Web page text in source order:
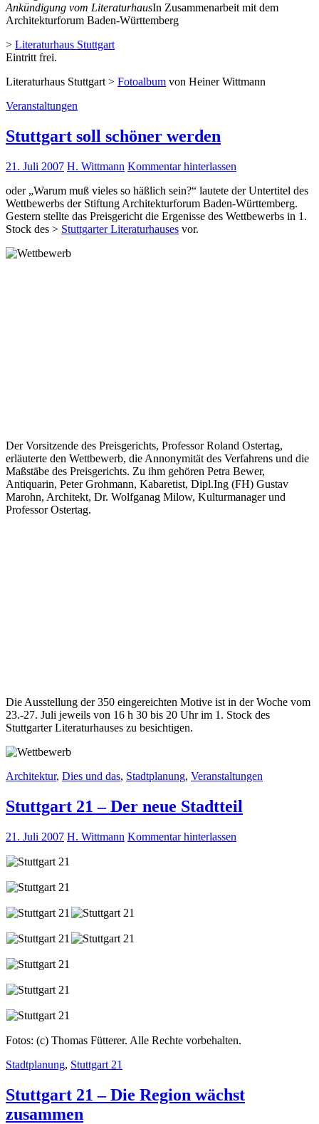
Ankündigung vom LiteraturhausIn Zusammenarbeit mit dem
Architekturforum Baden-Württemberg
> Literaturhaus Stuttgart
Eintritt frei.
Literaturhaus Stuttgart > Fotoalbum von Heiner Wittmann
Veranstaltungen
Stuttgart soll schöner werden
21. Juli 2007 H. Wittmann Kommentar hinterlassen
oder „Warum muß vieles so häßlich sein?“ lautete der Untertitel des
Wettbewerbs der Stiftung Architekturforum Baden-Württemberg.
Gestern stellte das Preisgericht die Ergenisse des Wettbewerbs in 1.
Stock des > Stuttgarter Literaturhauses vor.
Der Vorsitzende des Preisgerichts, Professor Roland Ostertag,
erläuterte den Wettbewerb, die Annonymität des Verfahrens und die
Maßstäbe des Preisgerichts. Zu ihm gehören Petra Bewer,
Antiquarin, Peter Grohmann, Kabaretist, Dipl.Ing (FH) Gustav
Marohn, Architekt, Dr. Wolfganag Milow, Kulturmanager und
Professor Ostertag.
Die Ausstellung der 350 eingereichten Motive ist in der Woche vom
23.-27. Juli jeweils von 16 h 30 bis 20 Uhr im 1. Stock des
Stuttgarter Literaturhauses zu besichtigen.
Architektur, Dies und das, Stadtplanung, Veranstaltungen
Stuttgart 21 – Der neue Stadtteil
21. Juli 2007 H. Wittmann Kommentar hinterlassen
Fotos: (c) Thomas Fütterer. Alle Rechte vorbehalten.
Stadtplanung, Stuttgart 21
Stuttgart 21 – Die Region wächst
zusammen